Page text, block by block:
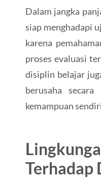
Dalam jangka
siap menghadapi
karena
proses evaluasi
disiplin belajar
berusaha
kemampuan
Terhadap